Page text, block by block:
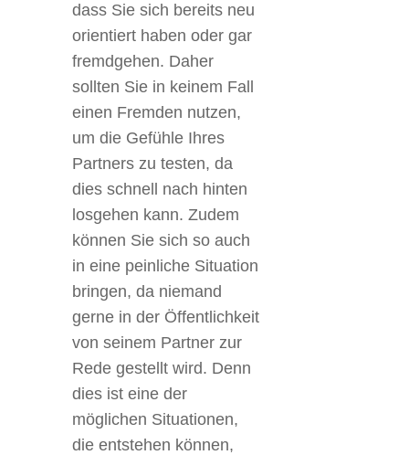
dass Sie sich bereits neu
orientiert haben oder gar
fremdgehen. Daher
sollten Sie in keinem Fall
einen Fremden nutzen,
um die Gefühle Ihres
Partners zu testen, da
dies schnell nach hinten
losgehen kann. Zudem
können Sie sich so auch
in eine peinliche Situation
bringen, da niemand
gerne in der Öffentlichkeit
von seinem Partner zur
Rede gestellt wird. Denn
dies ist eine der
möglichen Situationen,
die entstehen können,